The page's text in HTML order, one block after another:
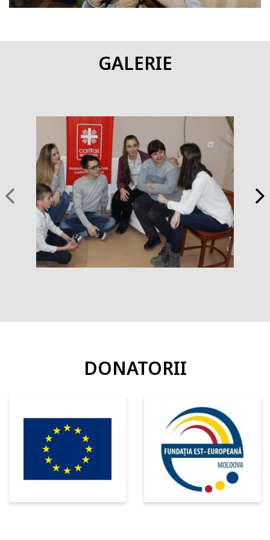
10 voluntari și 20 de adolescenți aflați în situație de risc au
luat cunoștință de informații juridice și știu să-și aplice
au fost dezvoltate 8 jocuri de rol cu informații juridice
pentru adolescenții cu risc sporit;
12 mini-seminare privind drepturile omului organizate;
4 sesiuni de instruire pe forumul de teatru pentru 6
angajați, 10 voluntari și 20 adolescenți realizate;
89 repetiții ale Teatrului Social;
4 spectacole de teatru (la Tiraspol și Chișinău) si 1 teatru
forum cu implicarea tuturor beneficiarilor (la Tiraspol)
organizate;
489 de spectatori ai prestațiilor Teatrului Social (la
Tiraspol și Chișinău);
101 articole despre activitatea Teatrului Social postate în
mass-media și rețele sociale.
GALERIE
DONATORII